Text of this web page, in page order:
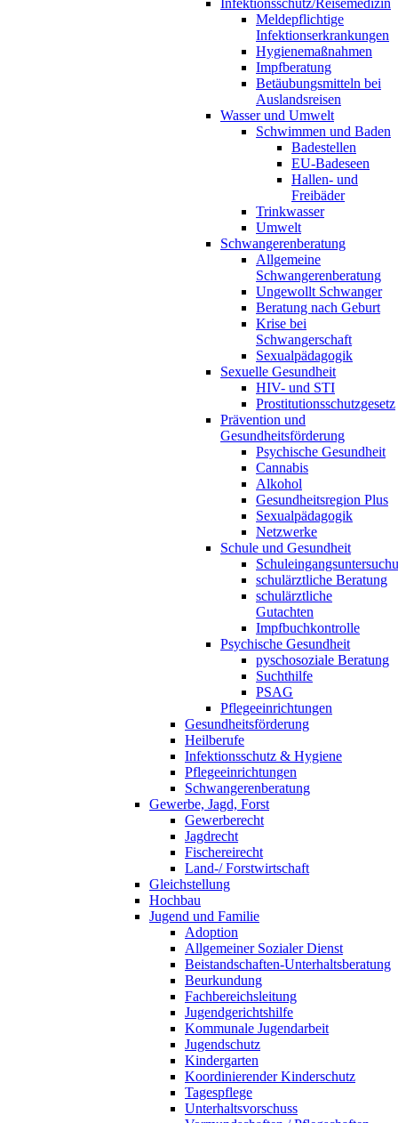
Infektionsschutz/Reisemedizin
Meldepflichtige
Infektionserkrankungen
Hygienemaßnahmen
Impfberatung
Betäubungsmitteln bei
Auslandsreisen
Wasser und Umwelt
Schwimmen und Baden
Badestellen
EU-Badeseen
Hallen- und
Freibäder
Trinkwasser
Umwelt
Schwangerenberatung
Allgemeine
Schwangerenberatung
Ungewollt Schwanger
Beratung nach Geburt
Krise bei
Schwangerschaft
Sexualpädagogik
Sexuelle Gesundheit
HIV- und STI
Prostitutionsschutzgesetz
Prävention und
Gesundheitsförderung
Psychische Gesundheit
Cannabis
Alkohol
Gesundheitsregion Plus
Sexualpädagogik
Netzwerke
Schule und Gesundheit
schulärztliche Beratung
schulärztliche
Gutachten
Impfbuchkontrolle
Psychische Gesundheit
pyschosoziale Beratung
Suchthilfe
PSAG
Pflegeeinrichtungen
Gesundheitsförderung
Heilberufe
Infektionsschutz & Hygiene
Pflegeeinrichtungen
Schwangerenberatung
Gewerbe, Jagd, Forst
Gewerberecht
Jagdrecht
Fischereirecht
Land-/ Forstwirtschaft
Gleichstellung
Hochbau
Jugend und Familie
Adoption
Allgemeiner Sozialer Dienst
Beistandschaften-Unterhaltsberatung
Beurkundung
Fachbereichsleitung
Jugendgerichtshilfe
Kommunale Jugendarbeit
Jugendschutz
Kindergarten
Koordinierender Kinderschutz
Tagespflege
Unterhaltsvorschuss